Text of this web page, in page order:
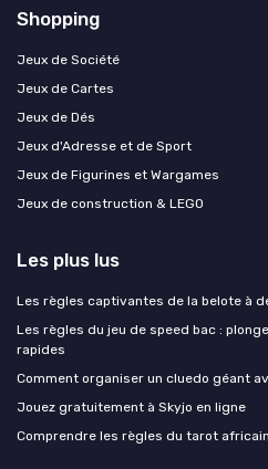
Shopping
Jeux de Société
Jeux de Cartes
Jeux de Dés
Jeux d'Adresse et de Sport
Jeux de Figurines et Wargames
Jeux de construction & LEGO
Les plus lus
Les règles captivantes de la belote à
Les règles du jeu de speed bac :
rapides
Comment organiser un cluedo géant
Jouez gratuitement à Skyjo en ligne
Comprendre les règles du tarot africain